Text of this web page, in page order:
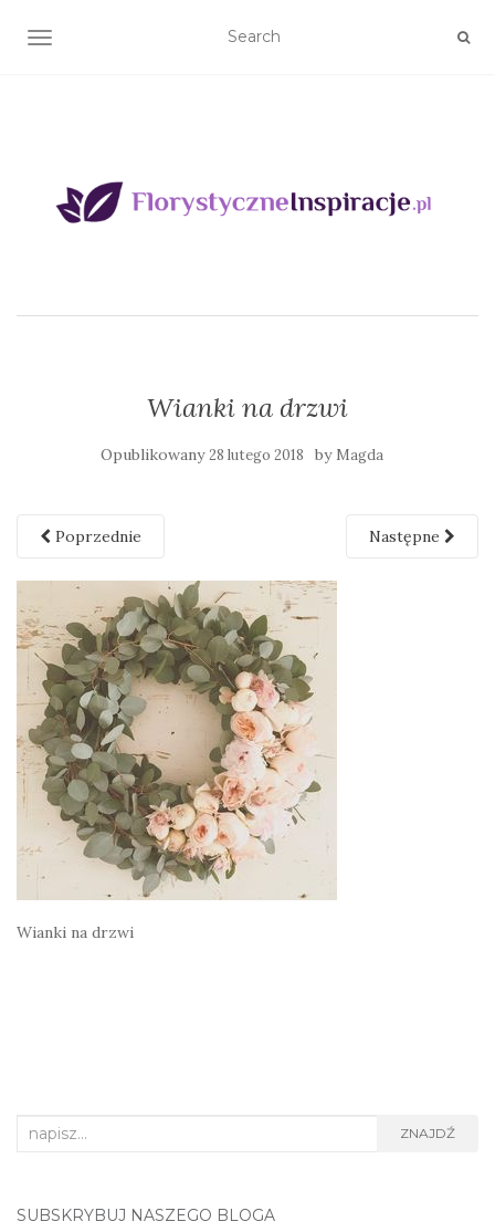
TOGGLE NAVIGATION
Wianki na drzwi
Opublikowany28 lutego 2018 by Magda
Poprzednie Następne
Wianki na drzwi
Search
ZNAJDŹ
SUBSKRYBUJ NASZEGO BLOGA